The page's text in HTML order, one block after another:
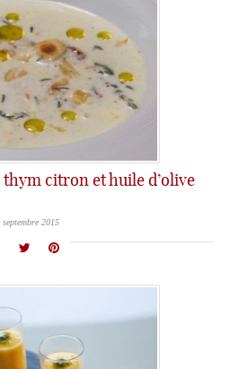
thym citron et huile d’olive
septembre 2015